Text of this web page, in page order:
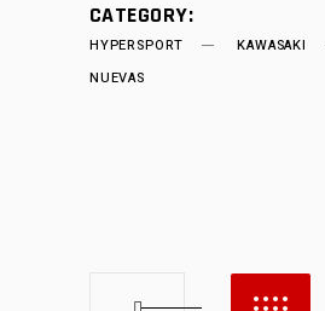
CATEGORY:
HYPERSPORT KAWASAKI
NUEVAS